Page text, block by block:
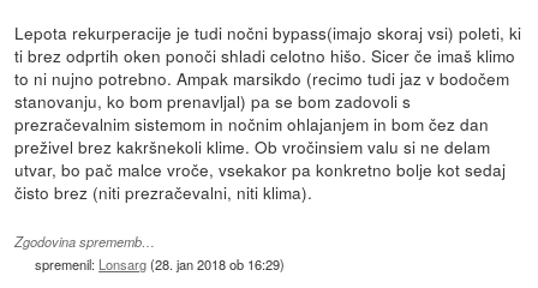
Lepota rekurperacije je tudi nočni bypass(imajo skoraj vsi) poleti, ki
ti brez odprtih oken ponoči shladi celotno hišo. Sicer če imaš klimo
to ni nujno potrebno. Ampak marsikdo (recimo tudi jaz v bodočem
stanovanju, ko bom prenavljal) pa se bom zadovoli s
prezračevalnim sistemom in nočnim ohlajanjem in bom čez dan
preživel brez kakršnekoli klime. Ob vročinsiem valu si ne delam
utvar, bo pač malce vroče, vsekakor pa konkretno bolje kot sedaj
čisto brez (niti prezračevalni, niti klima).
Zgodovina sprememb…
spremenil: Lonsarg(28. jan 2018 ob 16:29)